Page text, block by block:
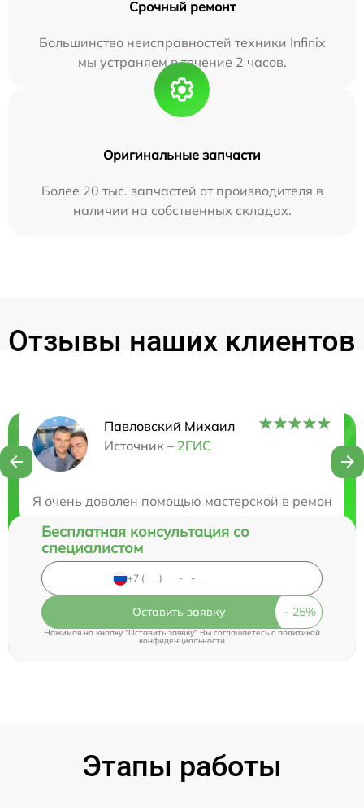
Срочный ремонт
Большинство неисправностей техники Infinix
мы устраняем в течение 2 часов.
Оригинальные запчасти
Более 20 тыс. запчастей от производителя в
наличии на собственных складах.
Отзывы наших клиентов
Павловский Михаил
Источник – 2ГИС
Я очень доволен помощью мастерской в ремонте
Нужна консультация?
Бесплатная консультация со
специалистом
Оставить заявку
Нажимая на кнопку "Оставить заявку" Вы соглашаетесь cполитикой
конфиденциальности
Этапы работы